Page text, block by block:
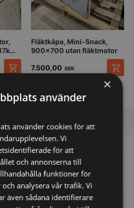
Fläktkåpa, Mini-Snack,
900x700 utan fläktmotor
7.500,00 SEK
Vi prisjämför
×
använder
använder cookies för att
Vi
för att
och annonserna till
funktioner för
analysera vår trafik. Vi
även sådana identifierare